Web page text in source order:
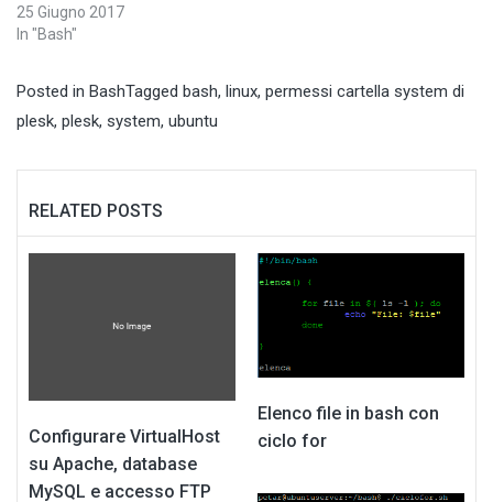
25 Giugno 2017
In "Bash"
Posted in BashTagged bash, linux, permessi cartella system di
plesk, plesk, system, ubuntu
RELATED POSTS
Configurare VirtualHost
su Apache, database
MySQL e accesso FTP
Elenco file in bash con
ciclo for